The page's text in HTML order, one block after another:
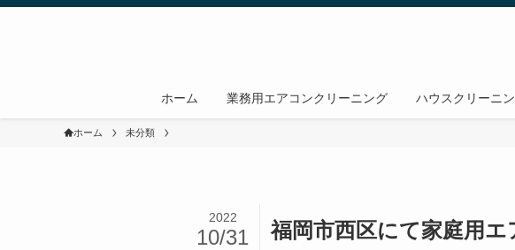
ホーム 業務用エアコンクリーニング ハウスクリーニ
ホーム 未分類
福岡市西区にて家庭用
2022
10/31